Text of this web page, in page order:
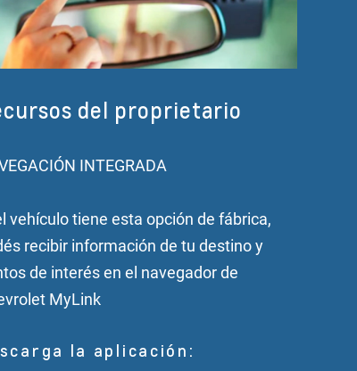
del proprietario
INTEGRADA
vehículo tiene esta opción de fábrica,
recibir información de tu destino y
de interés en el navegador de
MyLink
la aplicación: